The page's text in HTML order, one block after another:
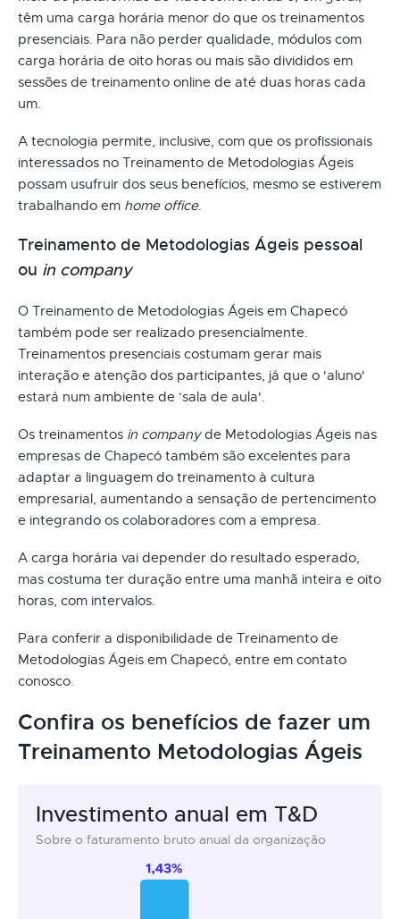
têm uma carga horária menor do que os treinamentos
presenciais. Para não perder qualidade, módulos com
carga horária de oito horas ou mais são divididos em
sessões de treinamento online de até duas horas cada
um.
A tecnologia permite, inclusive, com que os profissionais
interessados no Treinamento de Metodologias Ágeis
possam usufruir dos seus benefícios, mesmo se estiverem
trabalhando em home office.
Treinamento de Metodologias Ágeis pessoal
ou in company
O Treinamento de Metodologias Ágeis em Chapecó
também pode ser realizado presencialmente.
Treinamentos presenciais costumam gerar mais
interação e atenção dos participantes, já que o 'aluno'
estará num ambiente de ‘sala de aula'.
Os treinamentos in companyde Metodologias Ágeis nas
empresas de Chapecó também são excelentes para
adaptar a linguagem do treinamento à cultura
empresarial, aumentando a sensação de pertencimento
e integrando os colaboradores com a empresa.
A carga horária vai depender do resultado esperado,
mas costuma ter duração entre uma manhã inteira e oito
horas, com intervalos.
Para conferir a disponibilidade de Treinamento de
Metodologias Ágeis em Chapecó, entre em contato
conosco.
Confira os benefícios de fazer um
Treinamento Metodologias Ágeis
Investimento anual em T&D
Sobre o faturamento bruto anual da organização